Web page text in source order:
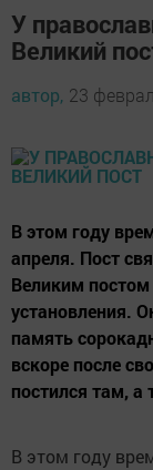
У
Великий
автор, 23
В этом году
апреля. Пост
Великим
установления.
память
вскоре после
постился там, а
В этом году